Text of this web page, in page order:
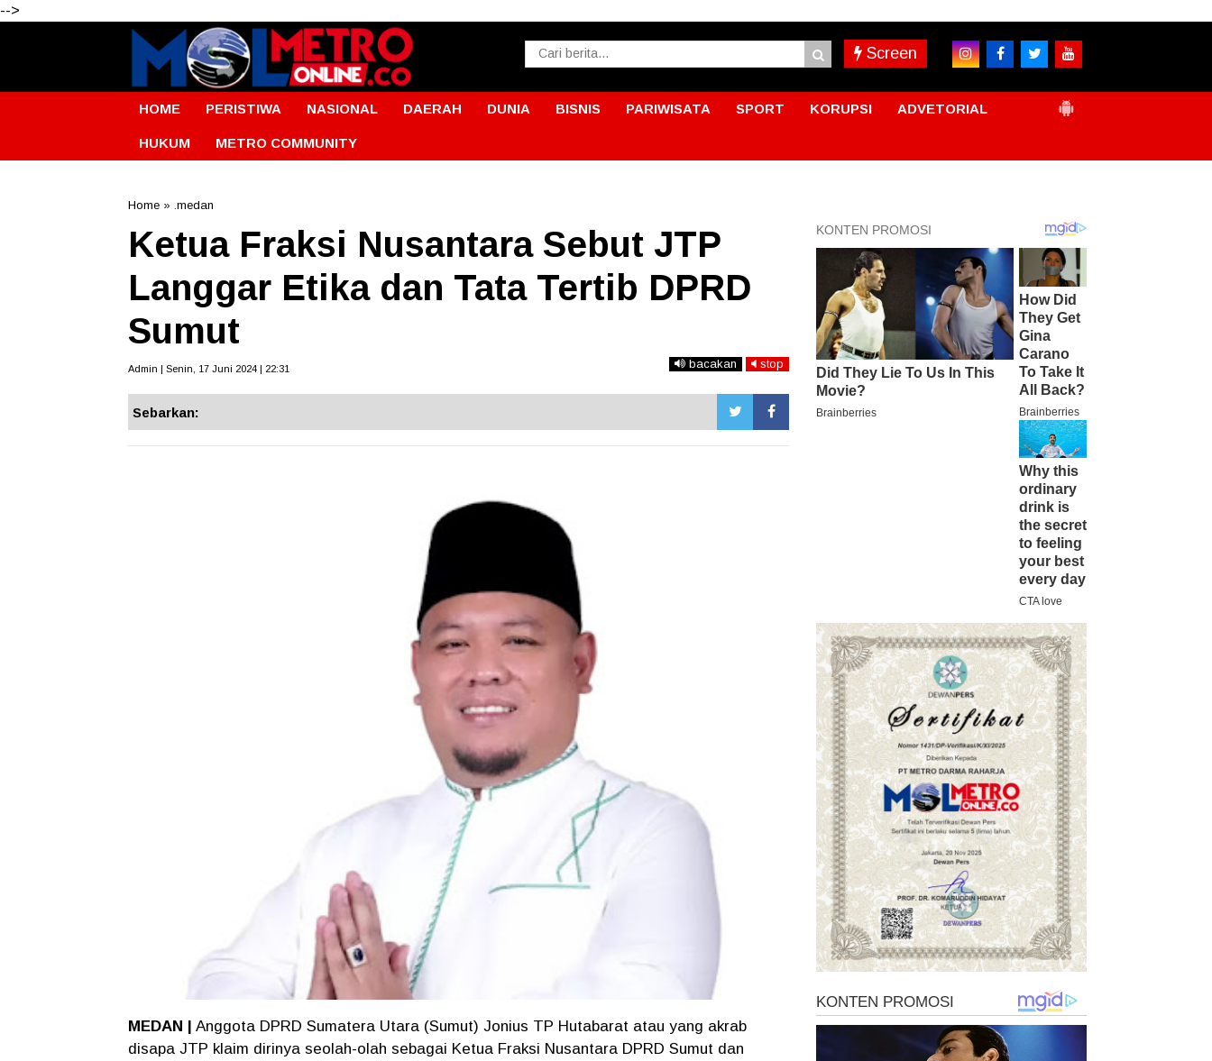
-->
Screen
HOME PERISTIWA NASIONAL DAERAH DUNIA BISNIS PARIWISATA SPORT KORUPSI ADVETORIAL
HUKUM METRO COMMUNITY
Home » .medan
Ketua Fraksi Nusantara Sebut JTP
Langgar Etika dan Tata Tertib DPRD
Sumut
Admin | Senin, 17 Juni 2024 | 22:31 bacakan stop
Sebarkan:
MEDAN | Anggota DPRD Sumatera Utara (Sumut) Jonius TP Hutabarat atau yang akrab
disapa JTP klaim dirinya seolah-olah sebagai Ketua Fraksi Nusantara DPRD Sumut dan